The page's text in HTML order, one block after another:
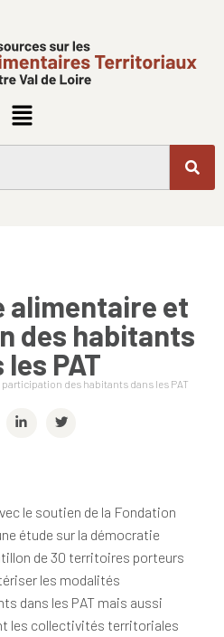
alimentaire et
des habitants
les PAT
des habitants dans les PAT
le soutien de la Fondation
étude sur la démocratie
de 30 territoires porteurs
les modalités
dans les PAT mais aussi
les collectivités territoriales